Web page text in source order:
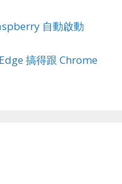
自動啟動
搞得跟 Chrome